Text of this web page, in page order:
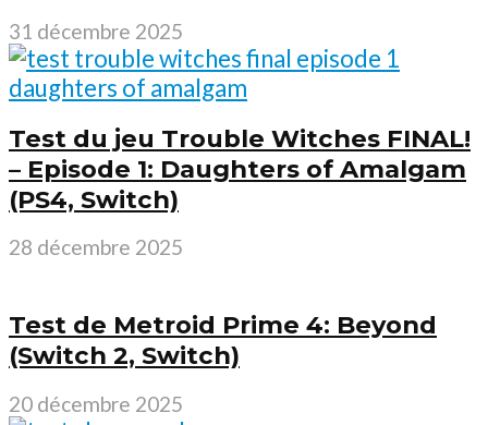
31 décembre 2025
Test du jeu Trouble Witches FINAL!
– Episode 1: Daughters of Amalgam
(PS4, Switch)
28 décembre 2025
Test de Metroid Prime 4: Beyond
(Switch 2, Switch)
20 décembre 2025